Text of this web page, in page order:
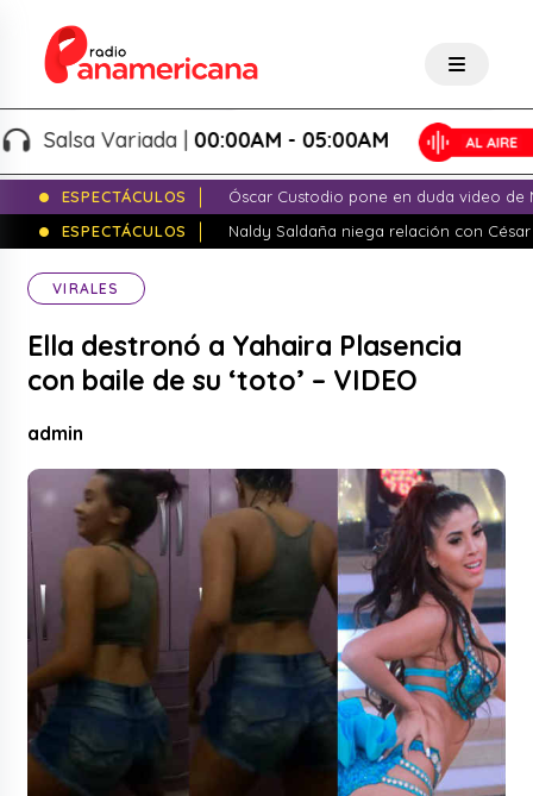
Salsa Variada |00:00AM - 05:00AM
ESPECTÁCULOS
Óscar Custodio pone en duda video de
ESPECTÁCULOS
Naldy Saldaña niega relación con
VIRALES
Ella destronó a Yahaira Plasencia
con baile de su ‘toto’ – VIDEO
admin